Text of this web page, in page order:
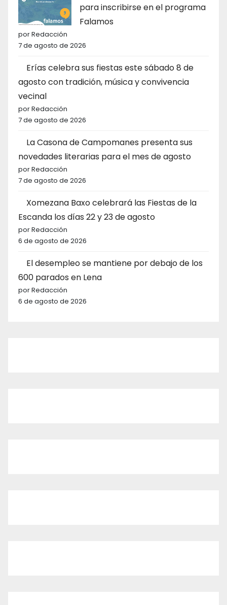
para inscribirse en el programa
Falamos
por Redacción
7 de agosto de 2026
Erías celebra sus fiestas este sábado 8 de
agosto con tradición, música y convivencia
vecinal
por Redacción
7 de agosto de 2026
La Casona de Campomanes presenta sus
novedades literarias para el mes de agosto
por Redacción
7 de agosto de 2026
Xomezana Baxo celebrará las Fiestas de la
Escanda los días 22 y 23 de agosto
por Redacción
6 de agosto de 2026
El desempleo se mantiene por debajo de los
600 parados en Lena
por Redacción
6 de agosto de 2026